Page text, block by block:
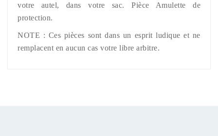
votre autel, dans votre sac. Pièce Amulette de
protection.
NOTE : Ces pièces sont dans un esprit ludique et ne
remplacent en aucun cas votre libre arbitre.